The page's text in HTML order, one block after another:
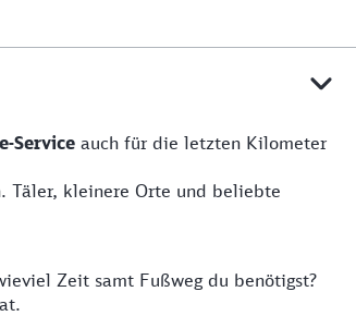
Service auch für die letzten Kilometer
Täler, kleinere Orte und beliebte
Zeit samt Fußweg du benötigst?